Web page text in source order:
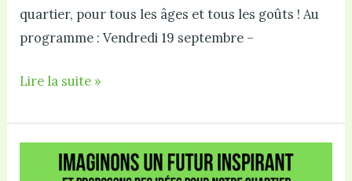
quartier, pour tous les âges et tous les goûts ! Au
programme : Vendredi 19 septembre –
Week-
de
rentrée
Lire la suite »